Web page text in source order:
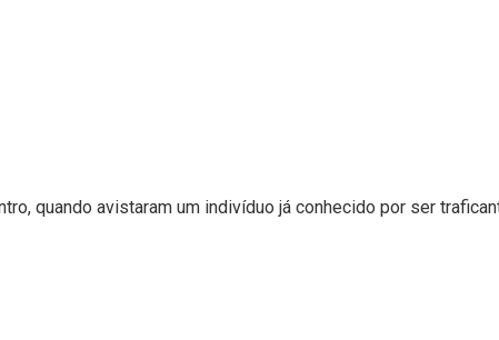
quando avistaram um indivíduo já conhecido por ser